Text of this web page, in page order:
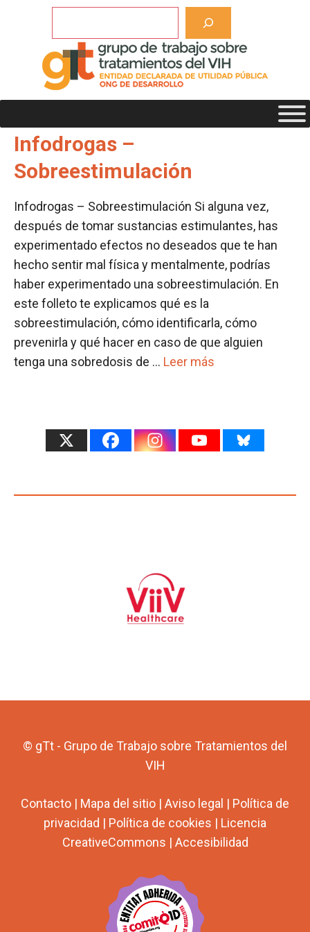
Etiqueta de descargas:
sobreestimulación
Infodrogas –
Sobreestimulación
Infodrogas – Sobreestimulación Si alguna vez,
después de tomar sustancias estimulantes, has
experimentado efectos no deseados que te han
hecho sentir mal física y mentalmente, podrías
haber experimentado una sobreestimulación. En
este folleto te explicamos qué es la
sobreestimulación, cómo identificarla, cómo
prevenirla y qué hacer en caso de que alguien
tenga una sobredosis de … Leer más
© gTt - Grupo de Trabajo sobre Tratamientos del
VIH
Contacto | Mapa del sitio | Aviso legal | Política de
privacidad | Política de cookies | Licencia
CreativeCommons | Accesibilidad